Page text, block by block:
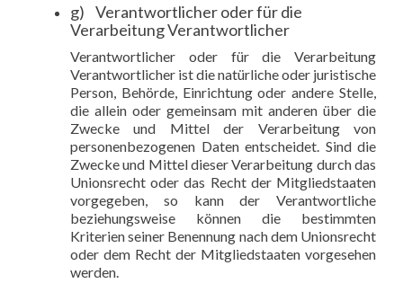
g) Verantwortlicher oder für die
Verarbeitung Verantwortlicher
Verantwortlicher oder für die Verarbeitung
Verantwortlicher ist die natürliche oder juristische
Person, Behörde, Einrichtung oder andere Stelle,
die allein oder gemeinsam mit anderen über die
Zwecke und Mittel der Verarbeitung von
personenbezogenen Daten entscheidet. Sind die
Zwecke und Mittel dieser Verarbeitung durch das
Unionsrecht oder das Recht der Mitgliedstaaten
vorgegeben, so kann der Verantwortliche
beziehungsweise können die bestimmten
Kriterien seiner Benennung nach dem Unionsrecht
oder dem Recht der Mitgliedstaaten vorgesehen
werden.